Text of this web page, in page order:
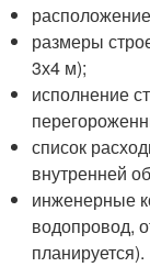
размеры
3х4 м);
исполнение
список
внутренней
инженерные
водопровод,
планируется).